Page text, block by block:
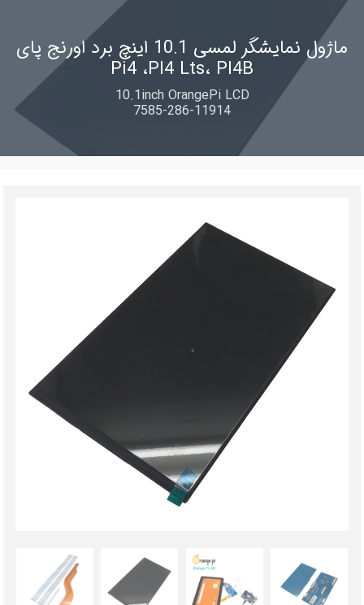
ماژول نمایشگر لمسی 10.1 اینچ برد اورنج پای
Pi4 ،PI4 Lts، PI4B
10.1inch OrangePi LCD
7585-286-11914